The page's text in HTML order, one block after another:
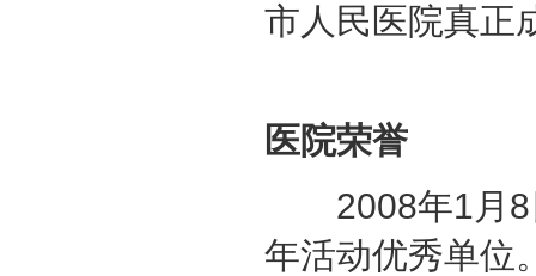
市人民医院真正
医院荣誉
2008年1月8
年活动优秀单位